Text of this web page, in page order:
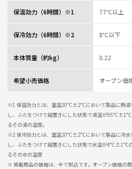
保温効力（6時間）※1 77℃以上
保冷効力（6時間）※2 8℃以下
本体質量（約kg） 0.22
希望小売価格 オープン価
※1 保温効力とは、室温20°C±2°Cにおいて製品に熱
し、ふたをつけて縦置きにした状態で湯温が
るその湯の温度。
※2 保冷効力とは、室温20°C±2°Cにおいて製品に冷
し、ふたをつけて縦置きにした状態で水温が4°C±1°C
るその水の温度
※ 掲載商品の価格は、全て税込です。オープン価格の